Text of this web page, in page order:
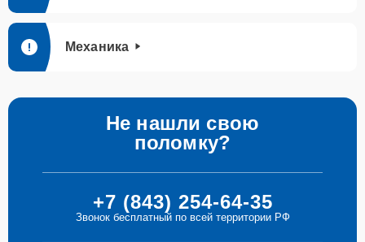
Механика
Не нашли свою
поломку?
+7 (843) 254-64-35
Звонок бесплатный по всей территории РФ